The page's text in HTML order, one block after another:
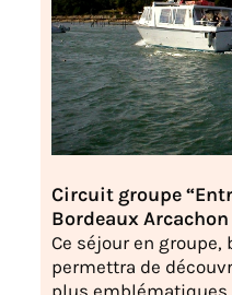
Circuit groupe
Bordeaux
Ce séjour en groupe,
permettra de